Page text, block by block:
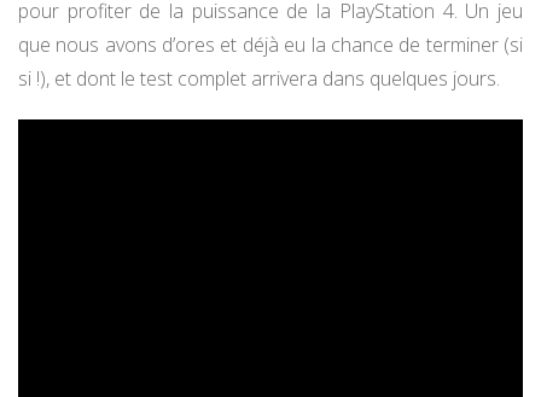
pour profiter de la puissance de la PlayStation 4. Un jeu
que nous avons d’ores et déjà eu la chance de terminer (si
si !), et dont le test complet arrivera dans quelques jours.